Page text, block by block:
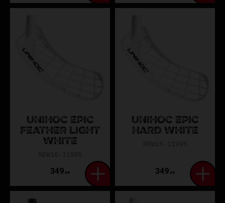
Hur böjer jag ett blad enligt IFF:s regler?
Vilket är det lättaste bladet?
Unilite är det lättaste Unihoc-bladet.
Lossa skruven som håller bladet.
Dra av det gamla bladet.
Värm det nya bladet vid behov.
Skruva fast och kontrollera stabilitet.
Få expertråd från Assist
UNIHOC EPIC
FEATHER LIGHT
WHITE
349 KR
UNIHOC EPIC
HARD WHITE
349 KR